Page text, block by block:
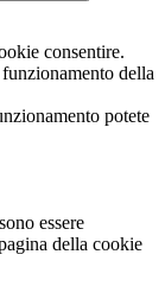
consentire.
della
potete
essere
della cookie